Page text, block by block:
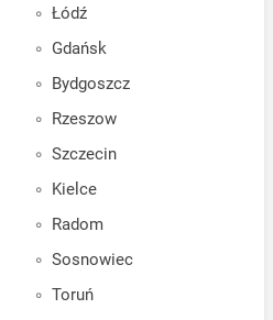
Łódź
Gdańsk
Bydgoszcz
Rzeszow
Szczecin
Kielce
Radom
Sosnowiec
Toruń